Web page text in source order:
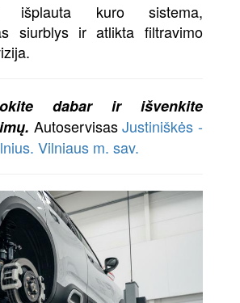
išplauta kuro sistema,
siurblys ir atlikta filtravimo
dabar ir išvenkite
AutoservisasJustiniškės -
Vilniaus m. sav.